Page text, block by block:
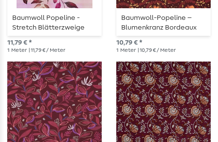
Baumwoll Popeline -
Stretch Blätterzweige
Weinrot
11,79 € *
1 Meter | 11,79 € / Meter
Baumwoll-Popeline –
Blumenkranz Bordeaux
Gold
10,79 € *
1 Meter | 10,79 € / Meter